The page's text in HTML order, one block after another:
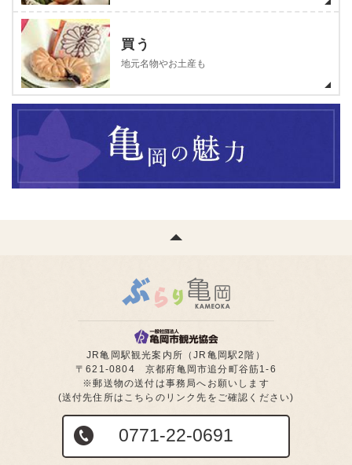
買う
地元名物やお土産も
JR亀岡駅観光案内所（JR亀岡駅2階）
〒621-0804 京都府亀岡市追分町谷筋1-6
※郵送物の送付は事務局へお願いします
(送付先住所はこちらのリンク先をご確認ください)
0771-22-0691